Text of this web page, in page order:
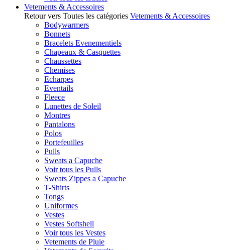
Vetements & Accessoires
Retour vers Toutes les catégories Vetements & Accessoires
Bodywarmers
Bonnets
Bracelets Evenementiels
Chapeaux & Casquettes
Chaussettes
Chemises
Echarpes
Eventails
Fleece
Lunettes de Soleil
Montres
Pantalons
Polos
Portefeuilles
Pulls
Sweats a Capuche
Voir tous les Pulls
Sweats Zippes a Capuche
T-Shirts
Tongs
Uniformes
Vestes
Vestes Softshell
Voir tous les Vestes
Vetements de Pluie